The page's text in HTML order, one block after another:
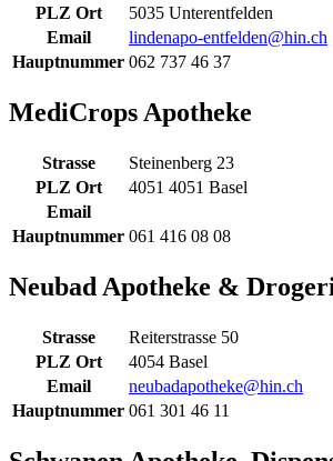
PLZ Ort
5035 Unterentfelden
Email
lindenapo-entfelden@hin.ch
Hauptnummer 062 737 46 37
MediCrops Apotheke
Strasse
Steinenberg 23
PLZ Ort
4051 4051 Basel
Email
Hauptnummer 061 416 08 08
Neubad Apotheke &
Strasse
Reiterstrasse 50
PLZ Ort
4054 Basel
Email
neubadapotheke@hin.ch
Hauptnummer 061 301 46 11